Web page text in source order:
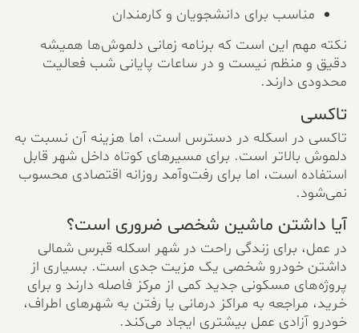
مناسب برای دانشجویان و کارمندان
نکته مهم این است که برنامه زمانی دلموش‌ها همیشه
دقیق و منظم نیست و در ساعات پایانی شب فعالیت
محدودی دارند.
تاکسی
تاکسی در اسکله در دسترس است، اما هزینه آن نسبت به
دلموش بالاتر است. برای مسیرهای کوتاه داخل شهر قابل
استفاده است، اما برای رفت‌وآمد روزانه اقتصادی محسوب
نمی‌شود.
آیا داشتن ماشین شخصی ضروری است؟
در عمل، برای زندگی راحت در شهر اسکله قبرس شمالی
داشتن خودرو شخصی یک مزیت جدی است. بسیاری از
پروژه‌های مسکونی جدید کمی از مرکز فاصله دارند و برای
خرید، مراجعه به مراکز درمانی یا رفتن به شهرهای اطراف،
خودرو آزادی عمل بیشتری ایجاد می‌کند.